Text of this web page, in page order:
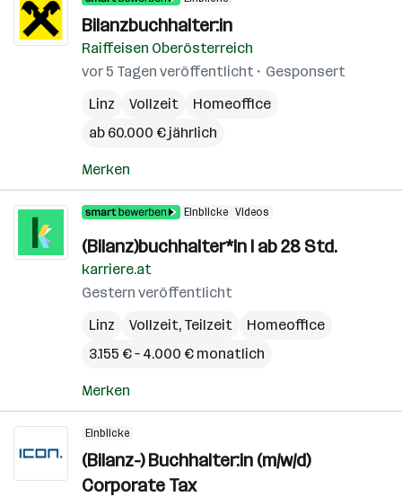
Bilanzbuchhalter:in
Raiffeisen Oberösterreich
vor 5 Tagen veröffentlicht
Gesponsert
Linz
Vollzeit
Homeoffice
ab 60.000 € jährlich
Merken
Einblicke Videos
(Bilanz)buchhalter*In I ab 28 Std.
karriere.at
Gestern veröffentlicht
Linz
Vollzeit, Teilzeit
Homeoffice
3.155 € – 4.000 € monatlich
Merken
Einblicke
(Bilanz-) Buchhalter:in (m/w/d)
Corporate Tax